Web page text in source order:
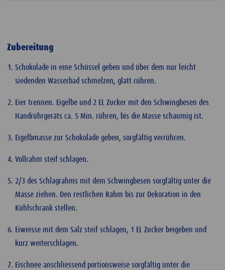
Zubereitung
Schokolade in eine Schüssel geben und über dem nur leicht
siedenden Wasserbad schmelzen, glatt rühren.
Eier trennen. Eigelbe und 2 EL Zucker mit den Schwingbesen des
Handrührgeräts ca. 5 Min. rühren, bis die Masse schaumig ist.
Eigelbmasse zur Schokolade geben, sorgfältig verrühren.
Vollrahm steif schlagen.
2/3 des Schlagrahms mit dem Schwingbesen sorgfältig unter die
Masse ziehen. Den restlichen Rahm bis zur Dekoration in den
Kühlschrank stellen.
Eiweisse mit dem Salz steif schlagen, 1 EL Zucker beigeben und
kurz weiterschlagen.
Eischnee anschliessend portionsweise sorgfältig unter die